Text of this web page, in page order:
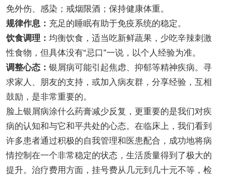
免外伤、感染；戒烟限酒；保持健康体重。
规律作息： 充足的睡眠有助于免疫系统的稳定。
饮食调理： 均衡饮食，适当吃新鲜蔬果，少吃辛辣刺激
性食物，但具体没有“忌口”一说，以个人经验为准。
调整心态： 银屑病可能引起焦虑、抑郁等精神疾病。寻
求家人、朋友的支持，或加入病友群，分享经验，互相
鼓励，是非常重要的。
脸上银屑病涂什么药膏减少反复，更重要的是我们对疾
病的认知和与它和平共处的心态。在临床上，我们看到
许多患者通过积极的自我管理和医患配合，成功地将病
情控制在一个非常稳定的状态，生活质量得到了极大的
提升。治疗费用方面，挂号费从几元到几十元不等，检